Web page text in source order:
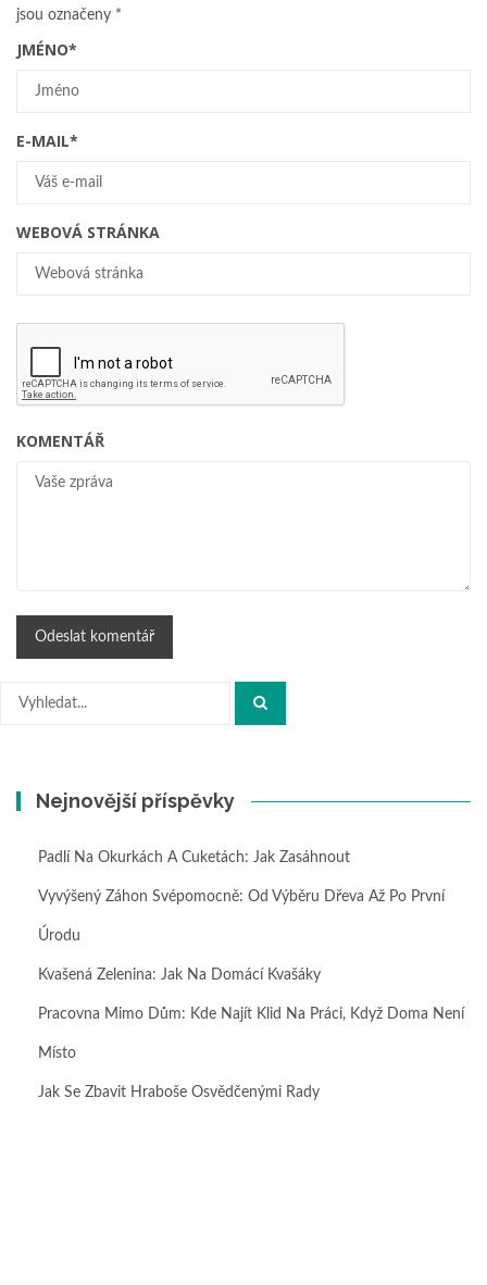
jsou označeny *
JMÉNO*
E-MAIL*
WEBOVÁ STRÁNKA
KOMENTÁŘ
Hledat:
Nejnovější příspěvky
Padlí Na Okurkách A Cuketách: Jak Zasáhnout
Vyvýšený Záhon Svépomocně: Od Výběru Dřeva Až Po První
Úrodu
Kvašená Zelenina: Jak Na Domácí Kvašáky
Pracovna Mimo Dům: Kde Najít Klid Na Práci, Když Doma Není
Místo
Jak Se Zbavit Hraboše Osvědčenými Rady